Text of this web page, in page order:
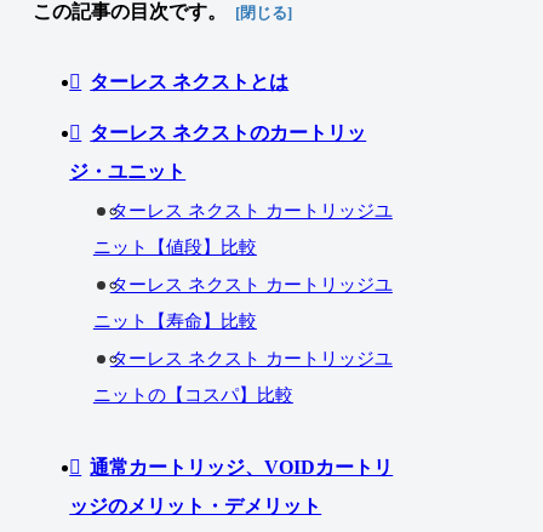
この記事の目次です。
ターレス ネクストとは
ターレス ネクストのカートリッ
ジ・ユニット
ターレス ネクスト カートリッジユ
ニット【値段】比較
ターレス ネクスト カートリッジユ
ニット【寿命】比較
ターレス ネクスト カートリッジユ
ニットの【コスパ】比較
通常カートリッジ、VOIDカートリ
ッジのメリット・デメリット